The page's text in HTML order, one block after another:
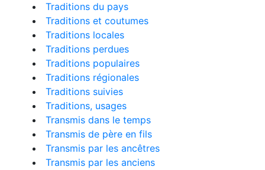
Traditions du pays
Traditions et coutumes
Traditions locales
Traditions perdues
Traditions populaires
Traditions régionales
Traditions suivies
Traditions, usages
Transmis dans le temps
Transmis de père en fils
Transmis par les ancêtres
Transmis par les anciens